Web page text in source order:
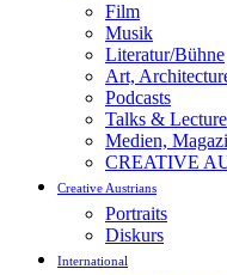
Film
Musik
Literatur/Bühne
Art,
Podcasts
Talks &
Medien,
CREATIVE
Creative Austrians
Portraits
Diskurs
International